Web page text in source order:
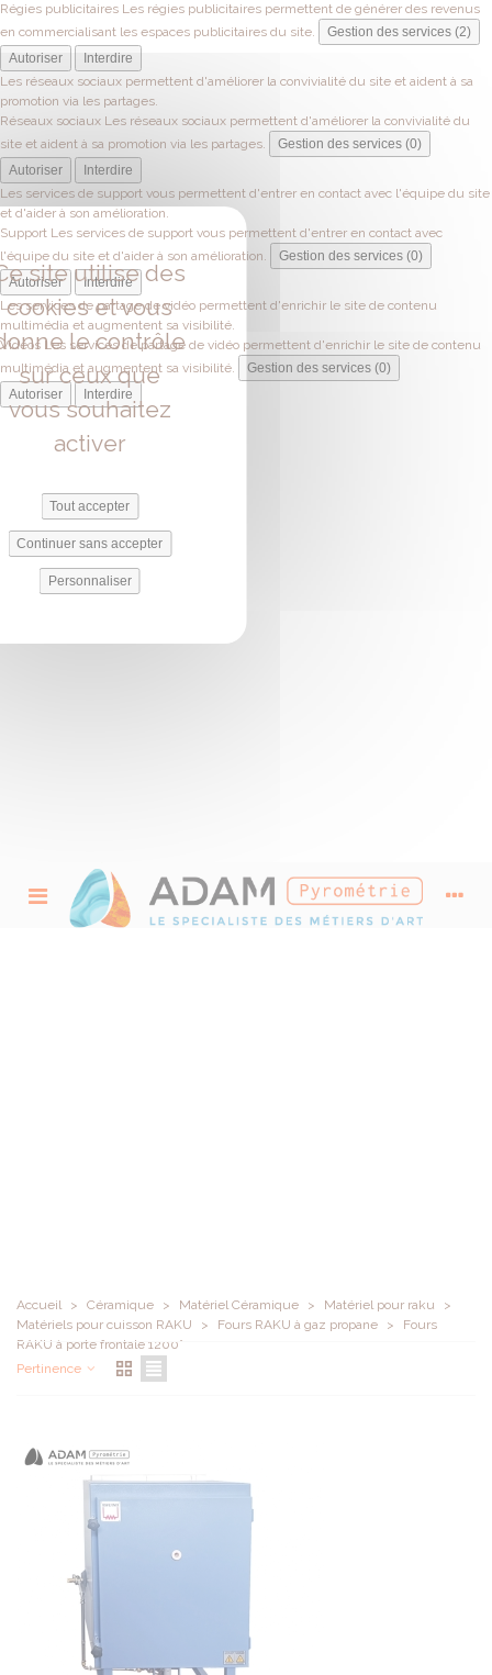
Régies publicitaires Les régies publicitaires permettent de générer des revenus
en commercialisant les espaces publicitaires du site.
Gestion des services (2)
Autoriser
Interdire
Les réseaux sociaux permettent d'améliorer la convivialité du site et aident à sa
promotion via les partages.
Réseaux sociaux Les réseaux sociaux permettent d'améliorer la convivialité du
site et aident à sa promotion via les partages.
Gestion des services (0)
Autoriser
Interdire
Les services de support vous permettent d'entrer en contact avec l'équipe du site
et d'aider à son amélioration.
Support Les services de support vous permettent d'entrer en contact avec
l'équipe du site et d'aider à son amélioration.
Gestion des services (0)
Autoriser
Interdire
Les services de partage de vidéo permettent d'enrichir le site de contenu
multimédia et augmentent sa visibilité.
Vidéos Les services de partage de vidéo permettent d'enrichir le site de contenu
multimédia et augmentent sa visibilité.
Gestion des services (0)
Autoriser
Interdire
site utilise des
cookies et vous
le contrôle
sur ceux que
vous souhaitez
activer
Tout accepter
Continuer sans accepter
Personnaliser
Accueil > Céramique > Matériel Céramique > Matériel pour raku
>
Matériels pour cuisson RAKU
> Fours RAKU à gaz propane >
Fours
RAKU à porte frontale 1200°
Pertinence